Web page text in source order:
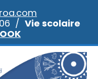
/ Vie scolaire